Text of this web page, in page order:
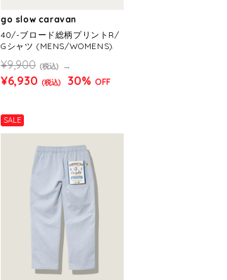
go slow caravan
40/-ブロード総柄プリントR/
Gシャツ (MENS/WOMENS)
¥9,900 (税込)
¥6,930 (税込) 30% OFF
SALE